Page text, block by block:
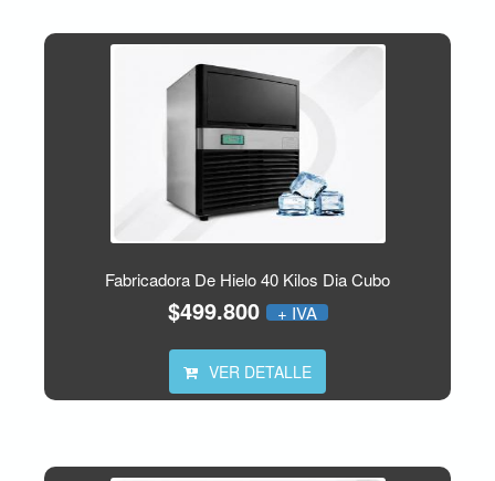
Fabricadora De Hielo 40 Kilos Dia Cubo
$499.800 + IVA
VER DETALLE